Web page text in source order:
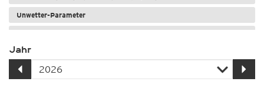
Unwetter-Parameter
Jahr